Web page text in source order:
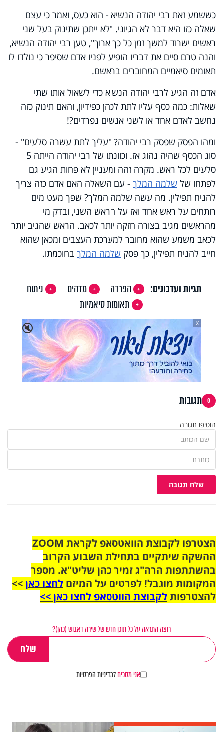
כששמע זאת רבי יהודה הנשיא - הוא כעס, ואמר כי עצם
שאלה כזו היא דבר לא הגיוני. "לא ייתכן שתינוק בעל שני
ראשים ישרוד למשך זמן כל כך ארוך", טען רבי יהודה הנשיא,
והנה טרם סיים את דבריו הופיע לפניו אדם שסיפר כי נולדו לו
תאומים סיאמיים המחוברים בראשם.
אדם זה הגיע לרבי יהודה הנשיא כדי לשאול אותו שתי
שאלות: כמה כסף עליו לתת לכהן כפידיון, והאם תינוק כזה
נחשב לאדם אחד או לשני אנשים נפרדים?!
ומהו הפסק שפסק רבי יהודה? "עליך לתת עשרה סלעים" -
סוג הכסף שהיה נהוג אז. וכוונתו של רבי יהודה הייתה 5
סלעים לכל ראש. מקרה זהה ומעניין לא פחות הגיע גם
לפתחו של שלמה המלך - עם השאלה האם אדם כזה צריך
להניח תפילין. מה עשה שלמה המלך? שפך מעט מים
רותחים על ראש אחד ואז על הראש השני, ובדק מי
מהראשים מגיב בצורה חזקה יותר לכאב. הראש שהגיב יותר
לכאב משמע שהוא מחובר למערכת העצבים ומכאן שהוא
חייב להניח תפילין, כך פסק שלמה המלך בחוכמתו.
תגיות ועדכונים: הפרדה מדהים
ניתוח
תאומות סיאמיות
🔇
X
0 תגובות
הוסיפו תגובה
שלח תגובה
הצטרפו לקבוצת הוואטסאפ לקראת ZOOM
ההשקה שיתקיים בתחילת השבוע הקרוב
בהשתתפות הרה"ג זמיר כהן שליט"א. מספר
המקומות מוגבל! לפרטים על המיזם לחצו כאן>>
להצטרפותלקבוצת הווטסאפ לחצו כאן >>
רוצה התראה על כל תוכן חדש של שירה דאבוש (כהן)?
אני מסכיםלמדיניות הפרטיות